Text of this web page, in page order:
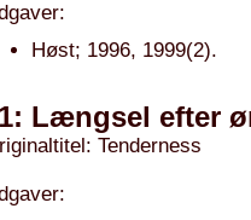
Høst; 1996, 1999(2).
Længsel efter
Tenderness